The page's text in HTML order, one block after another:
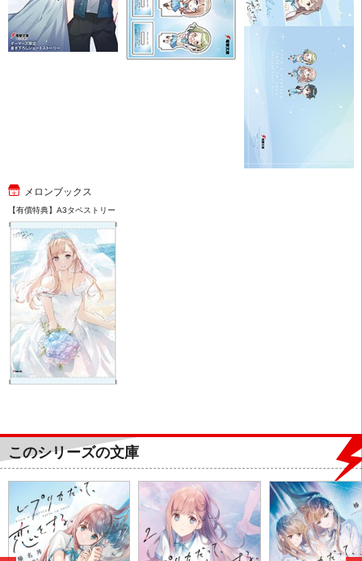
メロンブックス
【有償特典】A3タペストリー
このシリーズの文庫